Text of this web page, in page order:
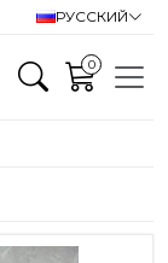
РУССКИЙ
0